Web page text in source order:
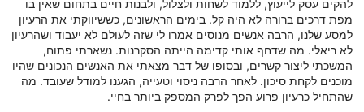
להקים עסק לייעוץ, ללמוד לשחות ולצלול, ולבנות חיים בתחום שאין בו
מפת דרכים ברורה לא היה קל. בימים הראשונים, כששיווקתי את הרעיון
למסע שלנו, הרבה אנשים מנוסים אמרו לי שזה לעולם לא יעבוד ושהרעיון
לא ריאלי. מה שדחף אותי קדימה הייתה הסקרנות. נשארתי פתוח,
המשכתי ליצור קשרים, ובסופו של דבר מצאתי את האנשים הנכונים שהיו
מוכנים לקחת סיכון. לאחר הרבה ניסוי וטעייה, הגענו למודל שעובד. מה
שהתחיל כרעיון פרוע הפך לפרק המספק ביותר בחיי.